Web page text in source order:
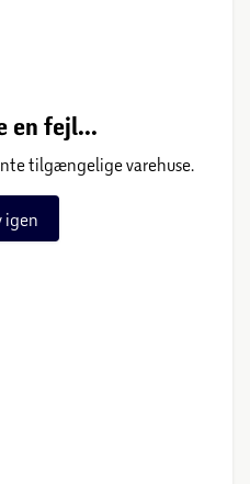
en fejl...
tilgængelige varehuse.
igen